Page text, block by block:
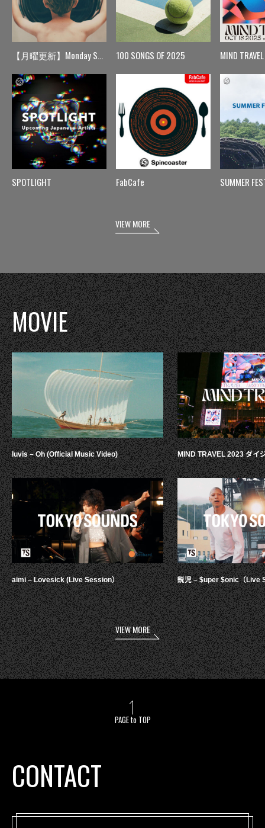
【月曜更新】Monday Spin
SPOTLIGHT
100 SONGS OF 2025
FabCafe
MIND TRAVEL
SUMMER
VIEW MORE
MOVIE
luvis – Oh (Official Music Video)
aimi – Lovesick (Live Session）
MIND TRAVEL 2023 ダイ
鋭児 – $uper $onic（Live
VIEW MORE
PAGE to TOP
CONTACT